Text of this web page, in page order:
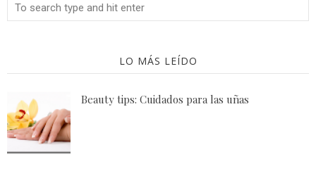
LO MÁS LEÍDO
Beauty tips: Cuidados para las uñas